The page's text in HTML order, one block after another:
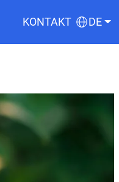
KONTAKT DE